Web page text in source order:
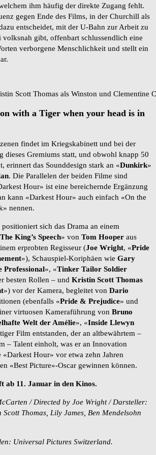
ihm häufig der direkte Zugang fehlt.
gegen Ende des Films, in der Churchill als
entscheidet, mit der U-Bahn zur Arbeit zu
volksnah gibt, offenbart schlussendlich eine
verborgene Menschlichkeit und stellt ein
Scott Thomas als Winston und Clementine
with a Tiger when your head is in
findet im Kriegskabinett und bei der
dieses Gremiums statt, und obwohl knapp 50
erinnert das Sounddesign stark an «Dunkirk»
. Die Parallelen der beiden Filme sind
Hour» ist eine bereichernde Ergänzung
kann «Darkest Hour» auch einfach «On the
nennen.
sich das Drama an einem
The King’s Speech» von Tom Hooper aus
erprobten Regisseur (Joe Wright, «Pride
»), Schauspiel-Koriphäen wie Gary
Professional», «Tinker Tailor Soldier
besten Rollen – und Kristin Scott Thomas
») vor der Kamera, begleitet von Dario
(ebenfalls «Pride & Prejudice» und
virtuosen Kameraführung von Bruno
Welt der Amélie», «Inside Llewyn
Film entstanden, der an altbewährtem –
– Talent einholt, was er an Innovation
«Darkest Hour» vor etwa zehn Jahren
«Best Picture»-Oscar gewinnen können.
ab 11. Januar in den Kinos.
/ Directed by Joe Wright / Darsteller:
Thomas, Lily James, Ben Mendelsohn
Universal Pictures Switzerland.